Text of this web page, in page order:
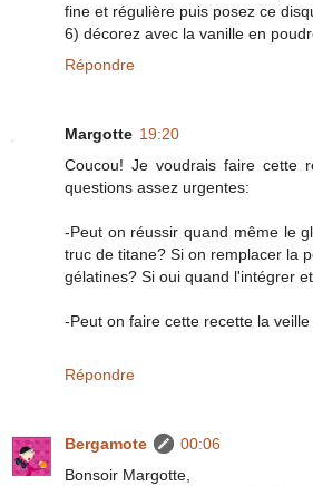
fine et régulière puis posez ce
6) décorez avec la vanille en
Répondre
Margotte 19:20
Coucou! Je voudrais faire cette
questions assez urgentes:
-Peut on réussir quand même le
truc de titane? Si on remplacer la
gélatines? Si oui quand l'intégrer
-Peut on faire cette recette la veille
Répondre
Bergamote
00:06
Bonsoir Margotte,